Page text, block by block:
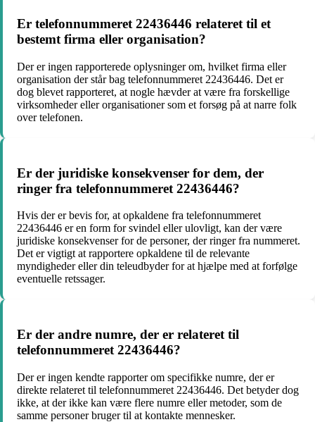
Er telefonnummeret 22436446 relateret til et
bestemt firma eller organisation?
Der er ingen rapporterede oplysninger om, hvilket firma eller
organisation der står bag telefonnummeret 22436446. Det er
dog blevet rapporteret, at nogle hævder at være fra forskellige
virksomheder eller organisationer som et forsøg på at narre folk
over telefonen.
Er der juridiske konsekvenser for dem, der
ringer fra telefonnummeret 22436446?
Hvis der er bevis for, at opkaldene fra telefonnummeret
22436446 er en form for svindel eller ulovligt, kan der være
juridiske konsekvenser for de personer, der ringer fra nummeret.
Det er vigtigt at rapportere opkaldene til de relevante
myndigheder eller din teleudbyder for at hjælpe med at forfølge
eventuelle retssager.
Er der andre numre, der er relateret til
telefonnummeret 22436446?
Der er ingen kendte rapporter om specifikke numre, der er
direkte relateret til telefonnummeret 22436446. Det betyder dog
ikke, at der ikke kan være flere numre eller metoder, som de
samme personer bruger til at kontakte mennesker.